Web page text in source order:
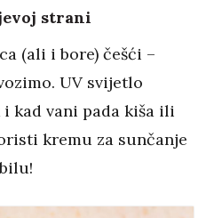
strani
(ali i bore) češći –
UV svijetlo
kad vani pada kiša ili
kremu za sunčanje